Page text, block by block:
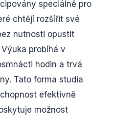
speciálně pro
chtějí rozšířit své
nutnosti opustit
probíhá v
hodin a trvá
Tato forma studia
efektivně
možnost